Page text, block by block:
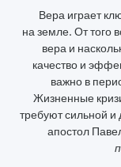
Вера играет
на земле. От того
вера и
качество и
важно в
Жизненные
требуют сильной и
апостол